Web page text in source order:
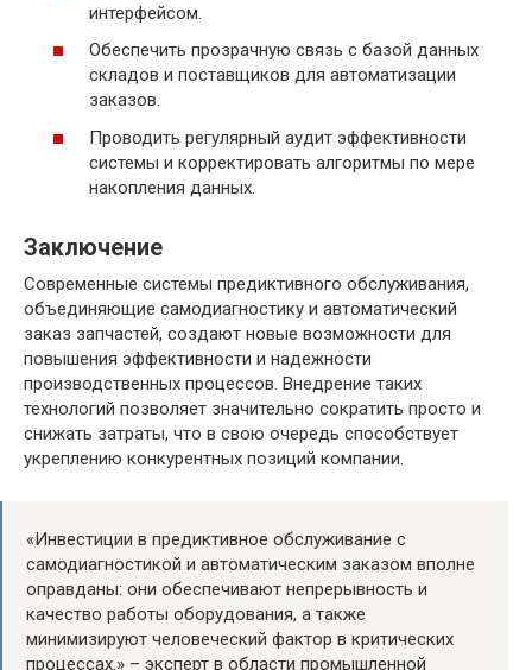
интерфейсом.
Обеспечить прозрачную связь с базой данных
складов и поставщиков для автоматизации
заказов.
Проводить регулярный аудит эффективности
системы и корректировать алгоритмы по мере
накопления данных.
Заключение
Современные системы предиктивного обслуживания,
объединяющие самодиагностику и автоматический
заказ запчастей, создают новые возможности для
повышения эффективности и надежности
производственных процессов. Внедрение таких
технологий позволяет значительно сократить просто и
снижать затраты, что в свою очередь способствует
укреплению конкурентных позиций компании.
«Инвестиции в предиктивное обслуживание с
самодиагностикой и автоматическим заказом вполне
оправданы: они обеспечивают непрерывность и
качество работы оборудования, а также
минимизируют человеческий фактор в критических
процессах.» – эксперт в области промышленной